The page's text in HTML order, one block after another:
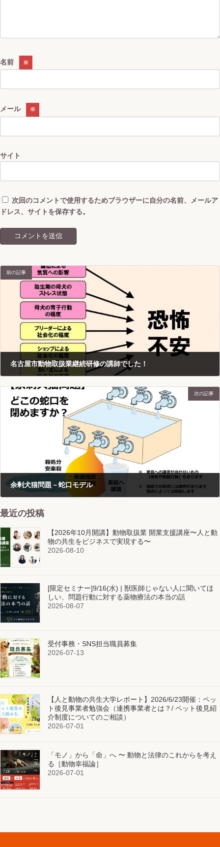
名前 ※
メール ※
サイト
次回のコメントで使用するためブラウザーに自分の名前、メールア
ドレス、サイトを保存する。
前の記事
名古屋市動物取扱業継続研修の講師でした！
次の記事
余剰犬猫問題－蛇口モデル
最近の投稿
【2026年10月開講】動物取扱業 開業支援講座〜人と動
物の共生をビジネスで実現する〜
2026-08-10
[限定セミナー]9/16(水) | 獣医師じゃない人に聞いてほ
しい、問題行動に対する薬物療法の本当の話
2026-08-07
受付事務・SNS担当職員募集
2026-07-13
【人と動物の共生大学レポート】2026/6/23開催：ペッ
ト後見事業者勉強会（連携事業者とは？/ ペット後見紹
介制度についてのご相談）
2026-07-01
「モノ」から「命」へ 〜 動物と法律のこれからを考え
る［動物幸福論］
2026-07-01